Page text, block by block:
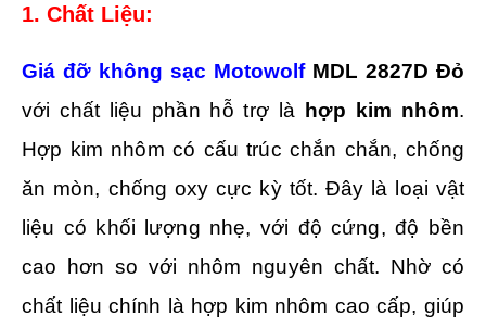
1. Chất Liệu:
Giá đỡ không sạc MotowolfMDL 2827D Đỏ
với chất liệu phần hỗ trợ là hợp kim nhôm.
Hợp kim nhôm có cấu trúc chắn chắn, chống
ăn mòn, chống oxy cực kỳ tốt. Đây là loại vật
liệu có khối lượng nhẹ, với độ cứng, độ bền
cao hơn so với nhôm nguyên chất. Nhờ có
chất liệu chính là hợp kim nhôm cao cấp, giúp